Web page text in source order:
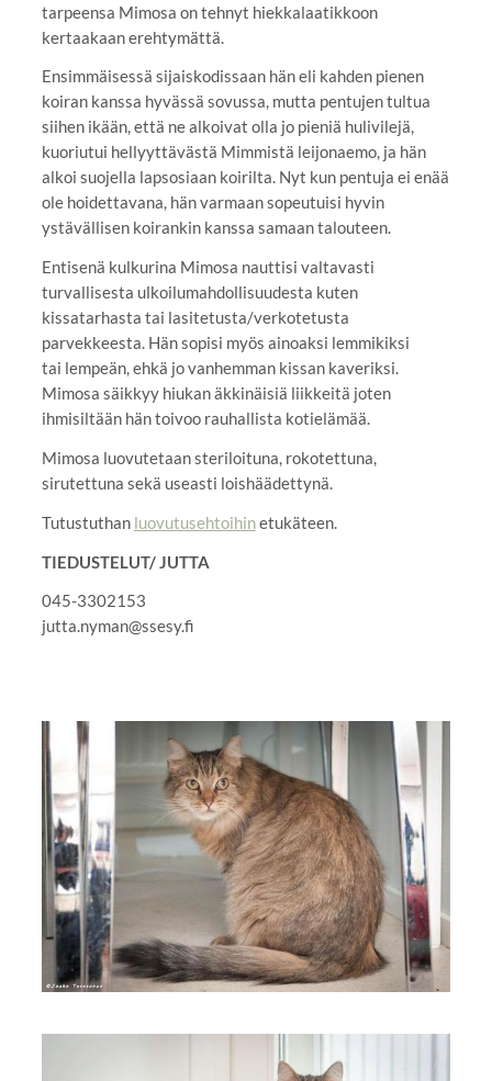
tarpeensa Mimosa on tehnyt hiekkalaatikkoon
kertaakaan erehtymättä.
Ensimmäisessä sijaiskodissaan hän eli kahden pienen
koiran kanssa hyvässä sovussa, mutta pentujen tultua
siihen ikään, että ne alkoivat olla jo pieniä hulivilejä,
kuoriutui hellyyttävästä Mimmistä leijonaemo, ja hän
alkoi suojella lapsosiaan koirilta. Nyt kun pentuja ei enää
ole hoidettavana, hän varmaan sopeutuisi hyvin
ystävällisen koirankin kanssa samaan talouteen.
Entisenä kulkurina Mimosa nauttisi valtavasti
turvallisesta ulkoilumahdollisuudesta kuten
kissatarhasta tai lasitetusta/verkotetusta
parvekkeesta. Hän sopisi myös ainoaksi lemmikiksi
tai lempeän, ehkä jo vanhemman kissan kaveriksi.
Mimosa säikkyy hiukan äkkinäisiä liikkeitä joten
ihmisiltään hän toivoo rauhallista kotielämää.
Mimosa luovutetaan steriloituna, rokotettuna,
sirutettuna sekä useasti loishäädettynä.
Tutustuthan luovutusehtoihinetukäteen.
TIEDUSTELUT/ JUTTA
045-3302153
jutta.nyman@ssesy.fi